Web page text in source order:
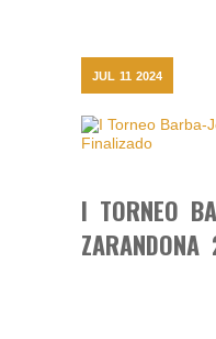
JUL 11 2024
I TORNEO